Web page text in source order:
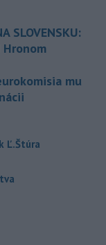
SLOVENSKU:
Hronom
mu
Ľ.Štúra